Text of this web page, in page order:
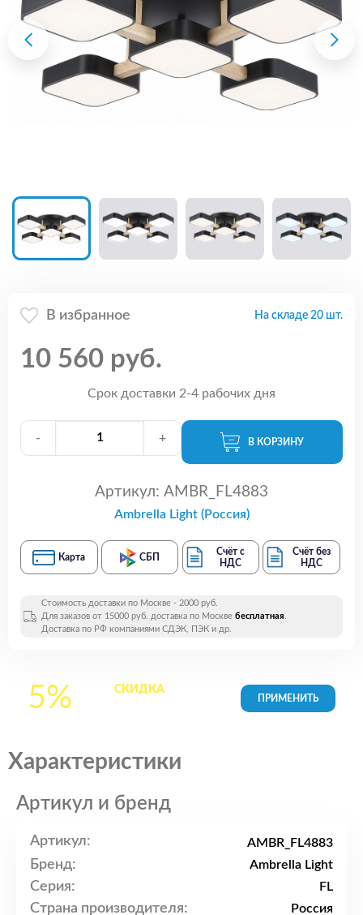
В избранное На складе 20 шт.
10 560 руб.
Срок доставки 2-4 рабочих дня
- + В КОРЗИНУ
Артикул: AMBR_FL4883
Ambrella Light (Россия)
Карта СБП
Счёт с
НДС
Счёт без
НДС
Стоимость доставки по Москве - 2000 руб.
Для заказов от 15000 руб. доставка по Москве бесплатная.
Доставка по РФ компаниями СДЭК, ПЭК и др.
5% СКИДКАна все
Характеристики
Артикул и бренд
Артикул: AMBR_FL4883
Бренд: Ambrella Light
Серия: FL
Страна производителя: Россия